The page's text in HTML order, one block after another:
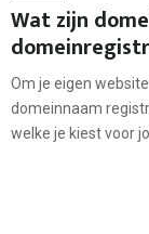
Wat zijn
Om je eigen
domeinnaam
welke je kiest voor